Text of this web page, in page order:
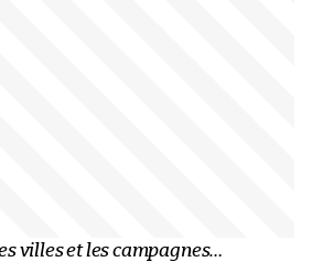
villes et les campagnes…